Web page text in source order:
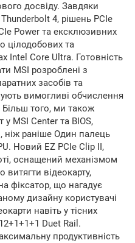
досвіду. Завдяки
4, рішень PCIe
Power та ексклюзивних
цілодобових та
Intel Core Ultra. Готовність
MSI розроблені з
засобів та
вимогливі обчислення
Більш того, ми також
MSI Center та BIOS,
раніше Один палець
Новий EZ PCIe Clip II,
оснащений механізмом
витягти відеокарту,
фіксатор, що нагадує
дизайну користувачі
навіть у тісних
Duet Rail.
продуктивність